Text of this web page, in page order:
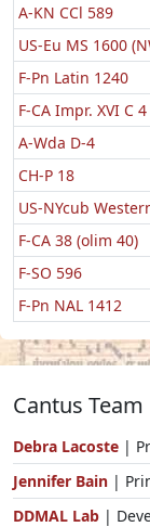
A-KN CCl 589
US-Eu MS 1600
F-Pn Latin 1240
F-CA Impr. XVI C 4
A-Wda D-4
CH-P 18
US-NYcub
F-CA 38 (olim 40)
F-SO 596
F-Pn NAL 1412
Cantus Team
Debra Lacoste |
Jennifer Bain |
DDMAL Lab |